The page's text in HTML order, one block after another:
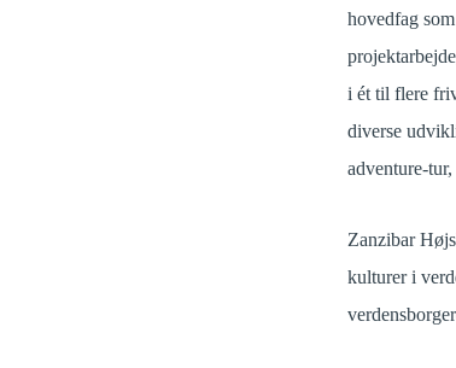
hovedfag
i ét til flere
diverse
adventure-
Zanzibar
kulturer i